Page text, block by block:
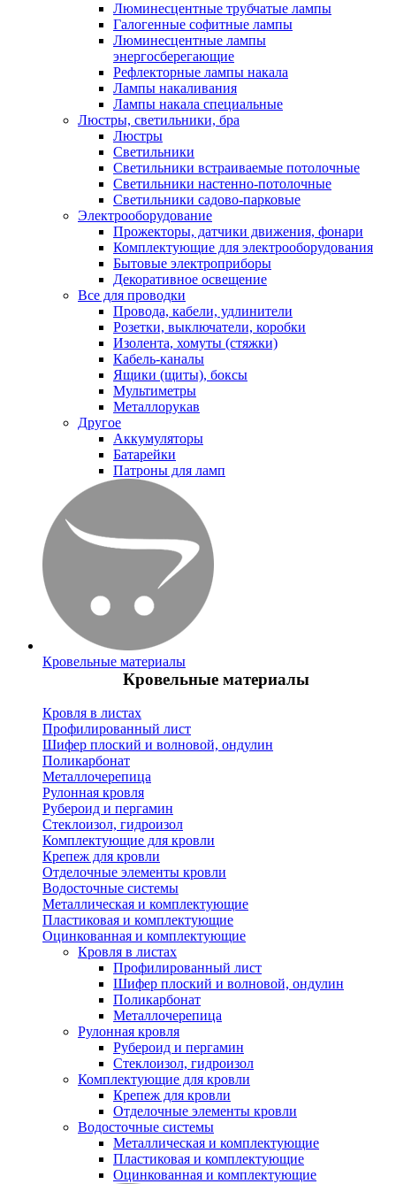
Люминесцентные трубчатые лампы
Галогенные софитные лампы
Люминесцентные лампы
энергосберегающие
Рефлекторные лампы накала
Лампы накаливания
Лампы накала специальные
Люстры, светильники, бра
Люстры
Светильники
Светильники встраиваемые потолочные
Светильники настенно-потолочные
Светильники садово-парковые
Электрооборудование
Прожекторы, датчики движения, фонари
Комплектующие для электрооборудования
Бытовые электроприборы
Декоративное освещение
Все для проводки
Провода, кабели, удлинители
Розетки, выключатели, коробки
Изолента, хомуты (стяжки)
Кабель-каналы
Ящики (щиты), боксы
Мультиметры
Металлорукав
Другое
Аккумуляторы
Батарейки
Патроны для ламп
Кровельные материалы
Кровельные материалы
Кровля в листах
Профилированный лист
Шифер плоский и волновой, ондулин
Поликарбонат
Металлочерепица
Рулонная кровля
Рубероид и пергамин
Стеклоизол, гидроизол
Комплектующие для кровли
Крепеж для кровли
Отделочные элементы кровли
Водосточные системы
Металлическая и комплектующие
Пластиковая и комплектующие
Оцинкованная и комплектующие
Кровля в листах
Профилированный лист
Шифер плоский и волновой, ондулин
Поликарбонат
Металлочерепица
Рулонная кровля
Рубероид и пергамин
Стеклоизол, гидроизол
Комплектующие для кровли
Крепеж для кровли
Отделочные элементы кровли
Водосточные системы
Металлическая и комплектующие
Пластиковая и комплектующие
Оцинкованная и комплектующие